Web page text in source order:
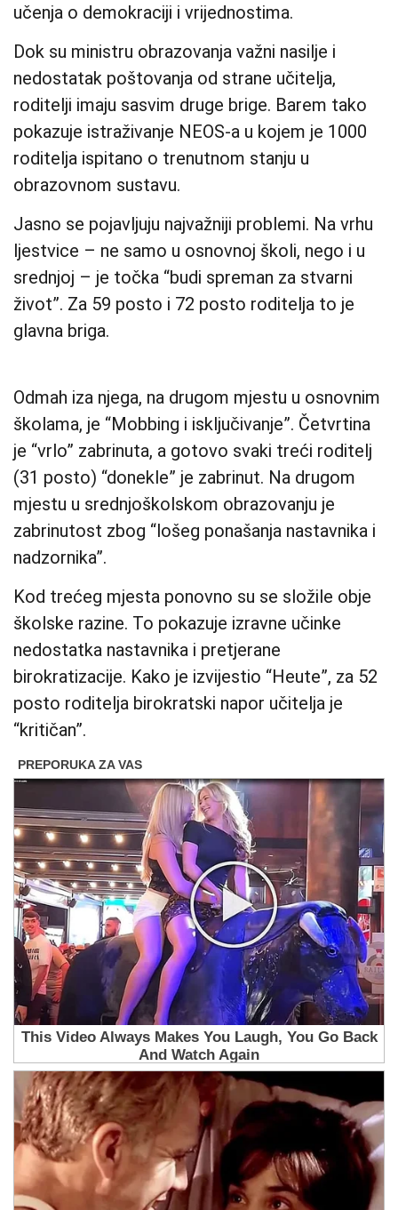
učenja o demokraciji i vrijednostima.
Dok su ministru obrazovanja važni nasilje i
nedostatak poštovanja od strane učitelja,
roditelji imaju sasvim druge brige. Barem tako
pokazuje istraživanje NEOS-a u kojem je 1000
roditelja ispitano o trenutnom stanju u
obrazovnom sustavu.
Jasno se pojavljuju najvažniji problemi. Na vrhu
ljestvice – ne samo u osnovnoj školi, nego i u
srednjoj – je točka “budi spreman za stvarni
život”. Za 59 posto i 72 posto roditelja to je
glavna briga.
Odmah iza njega, na drugom mjestu u osnovnim
školama, je “Mobbing i isključivanje”. Četvrtina
je “vrlo” zabrinuta, a gotovo svaki treći roditelj
(31 posto) “donekle” je zabrinut. Na drugom
mjestu u srednjoškolskom obrazovanju je
zabrinutost zbog “lošeg ponašanja nastavnika i
nadzornika”.
Kod trećeg mjesta ponovno su se složile obje
školske razine. To pokazuje izravne učinke
nedostatka nastavnika i pretjerane
birokratizacije. Kako je izvijestio “Heute”, za 52
posto roditelja birokratski napor učitelja je
“kritičan”.